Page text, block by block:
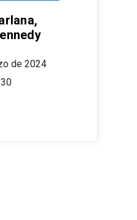
de 2024